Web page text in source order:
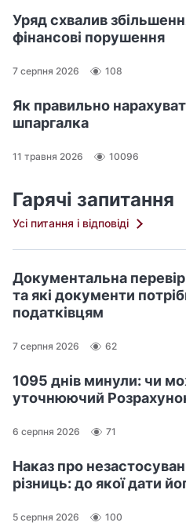
Уряд схвалив
фінансові порушення
7 серпня 2026 108
Як правильно
шпаргалка
11 травня 2026 10096
Гарячі запитання
Усі питання і відповіді
Документальна
та які документи
податківцям
7 серпня 2026 62
1095 днів минули: чи
уточнюючий
6 серпня 2026 71
Наказ про
різниць: до якої дати
5 серпня 2026 100